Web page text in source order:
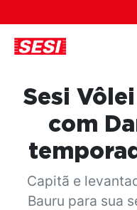
Sesi
com
Capitã e
Bauru para sua